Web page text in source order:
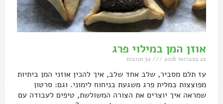
אוזן המן במילוי פרג
22 בפברואר 2018
עז תלם מסביר, שלב אחד שלב, איך להכין אוזני המן ביתיות
מפוצצות במלית פרג משגעת בניחוח לימוני. וגם: סרטון
שמראה איך יוצרים את הצורה המשולשת, טיפים לעבודה עם